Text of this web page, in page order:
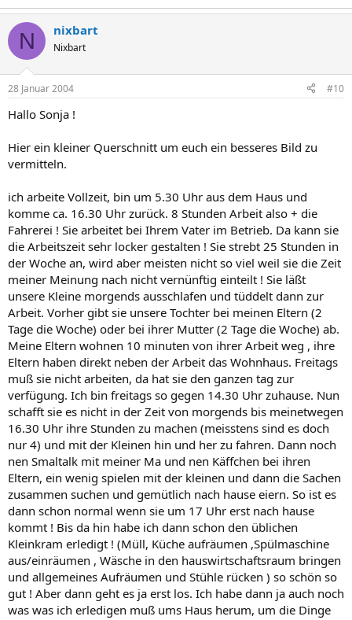
N nixbart
Nixbart
28 Januar 2004 #10
Hallo Sonja !
Hier ein kleiner Querschnitt um euch ein besseres Bild zu
vermitteln.
ich arbeite Vollzeit, bin um 5.30 Uhr aus dem Haus und
komme ca. 16.30 Uhr zurück. 8 Stunden Arbeit also + die
Fahrerei ! Sie arbeitet bei Ihrem Vater im Betrieb. Da kann sie
die Arbeitszeit sehr locker gestalten ! Sie strebt 25 Stunden in
der Woche an, wird aber meisten nicht so viel weil sie die Zeit
meiner Meinung nach nicht vernünftig einteilt ! Sie läßt
unsere Kleine morgends ausschlafen und tüddelt dann zur
Arbeit. Vorher gibt sie unsere Tochter bei meinen Eltern (2
Tage die Woche) oder bei ihrer Mutter (2 Tage die Woche) ab.
Meine Eltern wohnen 10 minuten von ihrer Arbeit weg , ihre
Eltern haben direkt neben der Arbeit das Wohnhaus. Freitags
muß sie nicht arbeiten, da hat sie den ganzen tag zur
verfügung. Ich bin freitags so gegen 14.30 Uhr zuhause. Nun
schafft sie es nicht in der Zeit von morgends bis meinetwegen
16.30 Uhr ihre Stunden zu machen (meisstens sind es doch
nur 4) und mit der Kleinen hin und her zu fahren. Dann noch
nen Smaltalk mit meiner Ma und nen Käffchen bei ihren
Eltern, ein wenig spielen mit der kleinen und dann die Sachen
zusammen suchen und gemütlich nach hause eiern. So ist es
dann schon normal wenn sie um 17 Uhr erst nach hause
kommt ! Bis da hin habe ich dann schon den üblichen
Kleinkram erledigt ! (Müll, Küche aufräumen ,Spülmaschine
aus/einräumen , Wäsche in den hauswirtschaftsraum bringen
und allgemeines Aufräumen und Stühle rücken ) so schön so
gut ! Aber dann geht es ja erst los. Ich habe dann ja auch noch
was was ich erledigen muß ums Haus herum, um die Dinge